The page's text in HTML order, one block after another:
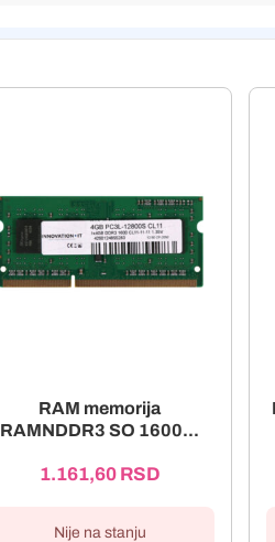
RAM memorija
RAMNDDR3 SO 1600...
1.161,60 RSD
Nije na stanju